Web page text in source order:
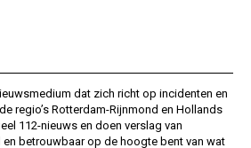
dat zich richt op incidenten en
regio’s Rotterdam-Rijnmond en Hollands
112-nieuws en doen verslag van
betrouwbaar op de hoogte bent van wat